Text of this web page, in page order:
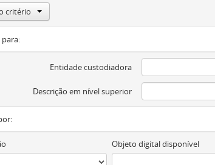
critério
Entidade custodiadora
Descrição em nível superior
Objeto digital disponível